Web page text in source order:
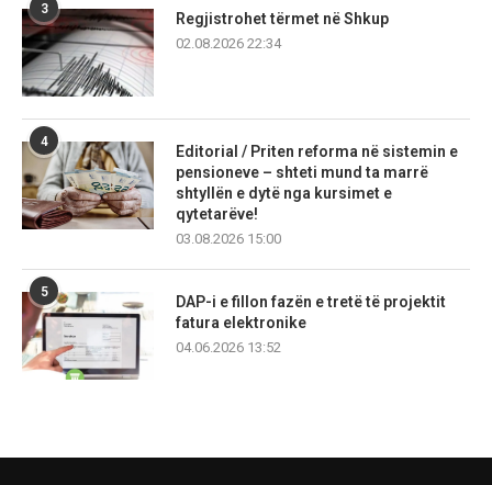
3
Regjistrohet tërmet në Shkup
02.08.2026 22:34
4
Editorial / Priten reforma në sistemin e
pensioneve – shteti mund ta marrë
shtyllën e dytë nga kursimet e
qytetarëve!
03.08.2026 15:00
5
DAP-i e fillon fazën e tretë të projektit
fatura elektronike
04.06.2026 13:52